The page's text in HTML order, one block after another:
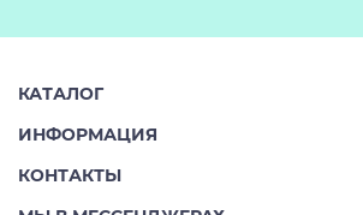
КАТАЛОГ
Багажник на крышу авто
Автобоксы
ИНФОРМАЦИЯ
Аренда
КОНТАКТЫ